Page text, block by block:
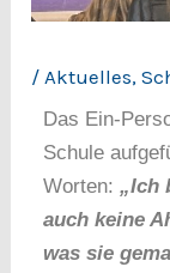
/ Aktuelles,
Das Ein-
Schule
Worten:„Ich
auch keine
was sie